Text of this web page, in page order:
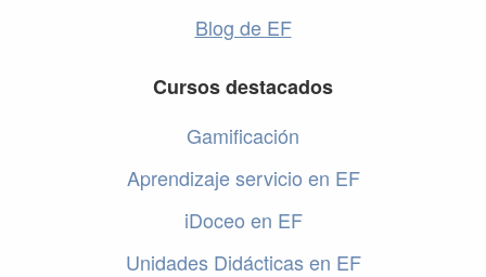
Blog de EF
Cursos destacados
Gamificación
Aprendizaje servicio en EF
iDoceo en EF
Unidades Didácticas en EF